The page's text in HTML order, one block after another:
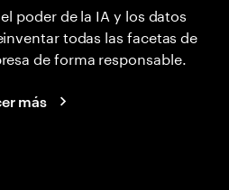
poder de la IA y los datos
todas las facetas de
de forma responsable.
más